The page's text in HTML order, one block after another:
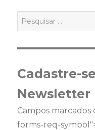
por:
Cadastre-
Newsletter
Campos marcados
forms-req-